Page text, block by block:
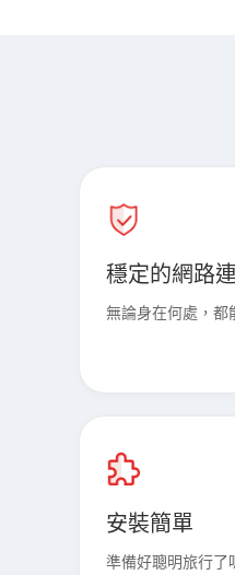
穩定的網路
無論身在何處，都
安裝簡單
準備好聰明旅行